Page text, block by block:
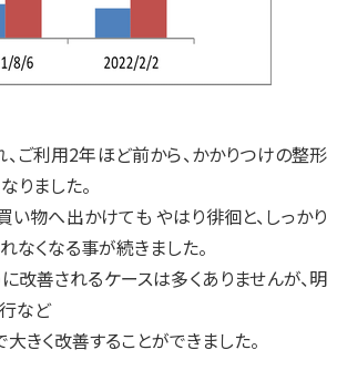
ご利用2年ほど前から、かかりつけの整形
りました。
い物へ出かけても やはり徘徊と、しっかり
なくなる事が続きました。
改善されるケースは多くありませんが、明
など
きく改善することができました。